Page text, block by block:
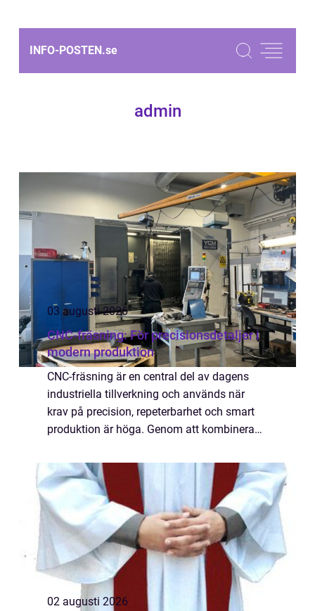
INFO-POSTEN.se
admin
03 augusti 2026
CNC-fräsning: För precisionsdetaljer i
modern produktion
CNC-fräsning är en central del av dagens
industriella tillverkning och används när
krav på precision, repeterbarhet och smart
produktion är höga. Genom att kombinera
kan...
02 augusti 2026